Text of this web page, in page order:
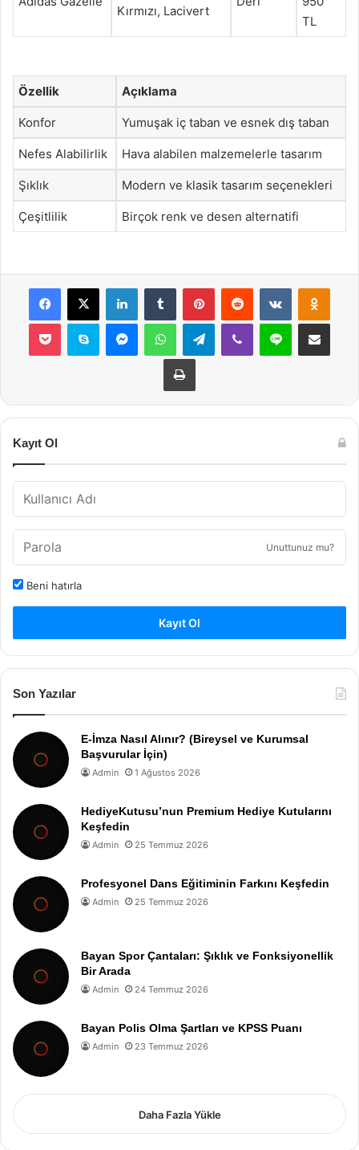
Kırmızı, Lacivert
TL
Özellik Açıklama
Konfor Yumuşak iç taban ve esnek dış taban
Nefes Alabilirlik Hava alabilen malzemelerle tasarım
Şıklık Modern ve klasik tasarım seçenekleri
Çeşitlilik Birçok renk ve desen alternatifi
Facebook
X LinkedInTumblr PinterestReddit VKontakte
Pocket Skype MessengerWhatsAppTelegramViber Line E-Posta ile
Yazdır
Kayıt Ol
Unuttunuz mu?
Beni hatırla
Kayıt Ol
Son Yazılar
E-İmza Nasıl Alınır? (Bireysel ve Kurumsal
Başvurular İçin)
Admin 1 Ağustos 2026
HediyeKutusu’nun Premium Hediye Kutularını
Keşfedin
Admin 25 Temmuz 2026
Profesyonel Dans Eğitiminin Farkını Keşfedin
Admin 25 Temmuz 2026
Bayan Spor Çantaları: Şıklık ve Fonksiyonellik
Bir Arada
Admin 24 Temmuz 2026
Bayan Polis Olma Şartları ve KPSS Puanı
Admin 23 Temmuz 2026
Daha Fazla Yükle